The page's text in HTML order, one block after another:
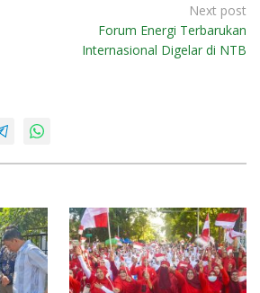
Next post
Forum Energi Terbarukan
Internasional Digelar di NTB